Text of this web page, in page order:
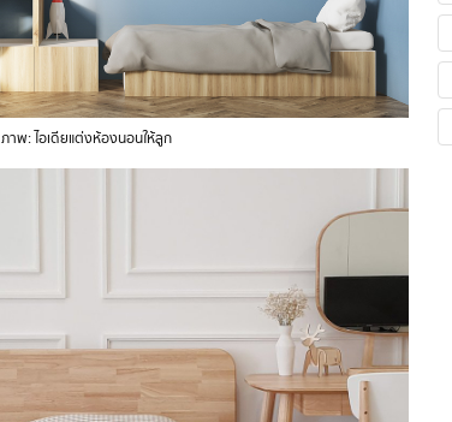
ภาพ: ไอเดียแต่งห้องนอนให้ลูก